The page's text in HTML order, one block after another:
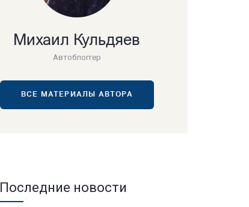
Михаил Кульдяев
Автоблоггер
ВСЕ МАТЕРИАЛЫ АВТОРА
Последние новости